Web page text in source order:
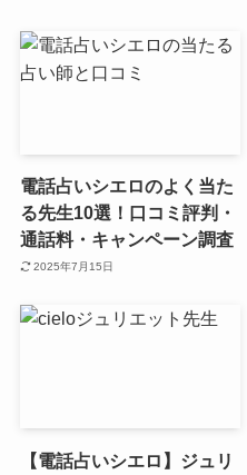
電話占いシエロのよく当た
る先生10選！口コミ評判・
通話料・キャンペーン調査
2025年7月15日
【電話占いシエロ】ジュリ